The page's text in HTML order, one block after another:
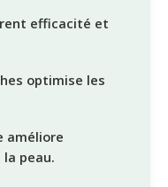
efficacité et
optimise les
améliore
peau.